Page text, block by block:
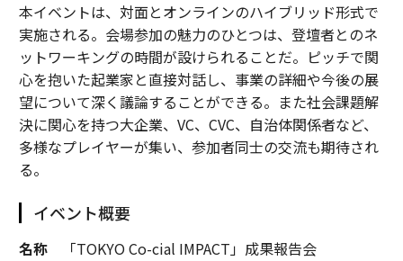
本イベントは、対面とオンラインのハイブリッド形式で
実施される。会場参加の魅力のひとつは、登壇者とのネ
ットワーキングの時間が設けられることだ。ピッチで関
心を抱いた起業家と直接対話し、事業の詳細や今後の展
望について深く議論することができる。また社会課題解
決に関心を持つ大企業、VC、CVC、自治体関係者など、
多様なプレイヤーが集い、参加者同士の交流も期待され
る。
イベント概要
名称「TOKYO Co-cial IMPACT」成果報告会